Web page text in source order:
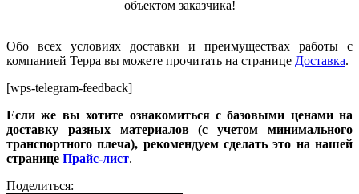
объектом заказчика!
Обо всех условиях доставки и преимуществах работы с
компанией Терра вы можете прочитать на странице Доставка.
[wps-telegram-feedback]
Если же вы хотите ознакомиться с базовыми ценами на
доставку разных материалов (с учетом минимального
транспортного плеча), рекомендуем сделать это на нашей
странице Прайс-лист.
Поделиться: